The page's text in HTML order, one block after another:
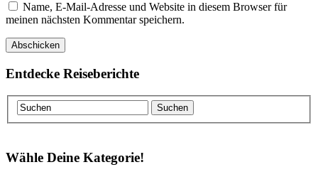
Name, E-Mail-Adresse und Website in diesem Browser für
meinen nächsten Kommentar speichern.
Entdecke Reiseberichte
Wähle Deine Kategorie!